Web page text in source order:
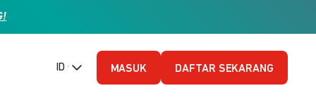
ID (Bahasa Indonesia)
MASUK DAFTAR SEKARANG